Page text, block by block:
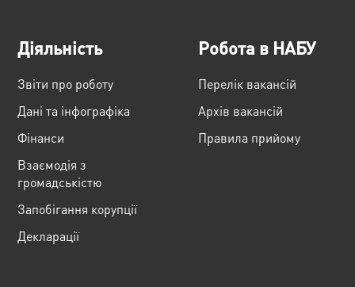
Діяльність
Звіти про роботу
Дані та інфографіка
Фінанси
Взаємодія з
громадськістю
Запобігання корупції
Декларації
Робота в НАБУ
Перелік вакансій
Архів вакансій
Правила прийому